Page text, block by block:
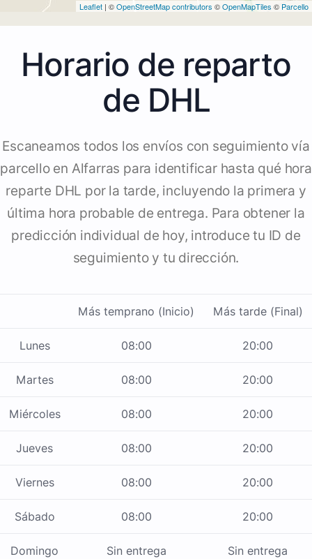
Leaflet | ©OpenStreetMap contributors ©OpenMapTiles © Parcello
Horario de reparto
de DHL
Escaneamos todos los envíos con seguimiento vía
parcello en Alfarras para identificar hasta qué hora
reparte DHL por la tarde, incluyendo la primera y
última hora probable de entrega. Para obtener la
predicción individual de hoy, introduce tu ID de
seguimiento y tu dirección.
Más temprano (Inicio) Más tarde (Final)
Lunes 08:00 20:00
Martes 08:00 20:00
Miércoles 08:00 20:00
Jueves 08:00 20:00
Viernes 08:00 20:00
Sábado 08:00 20:00
Domingo Sin entrega Sin entrega